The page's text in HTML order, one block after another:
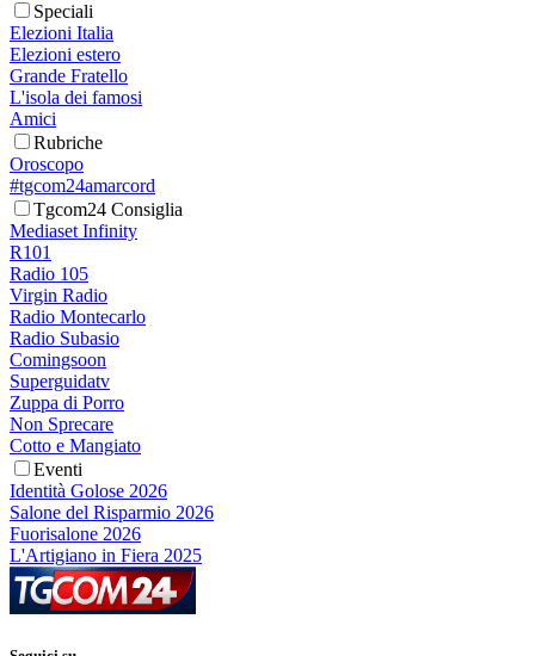
Speciali
Elezioni Italia
Elezioni estero
Grande Fratello
L'isola dei famosi
Amici
Rubriche
Oroscopo
#tgcom24amarcord
Tgcom24 Consiglia
Mediaset Infinity
R101
Radio 105
Virgin Radio
Radio Montecarlo
Radio Subasio
Comingsoon
Superguidatv
Zuppa di Porro
Non Sprecare
Cotto e Mangiato
Eventi
Identità Golose 2026
Salone del Risparmio 2026
Fuorisalone 2026
L'Artigiano in Fiera 2025